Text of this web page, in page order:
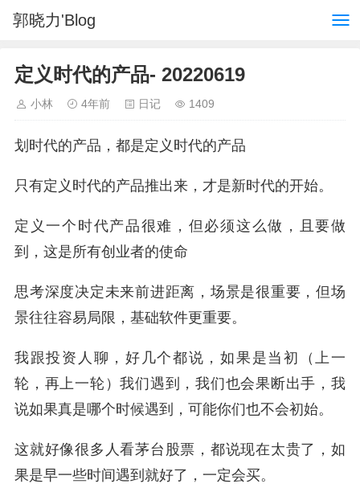
郭晓力'Blog
定义时代的产品- 20220619
小林 4年前 日记 1409
划时代的产品，都是定义时代的产品
只有定义时代的产品推出来，才是新时代的开始。
定义一个时代产品很难，但必须这么做，且要做
到，这是所有创业者的使命
思考深度决定未来前进距离，场景是很重要，但场
景往往容易局限，基础软件更重要。
我跟投资人聊，好几个都说，如果是当初（上一
轮，再上一轮）我们遇到，我们也会果断出手，我
说如果真是哪个时候遇到，可能你们也不会初始。
这就好像很多人看茅台股票，都说现在太贵了，如
果是早一些时间遇到就好了，一定会买。